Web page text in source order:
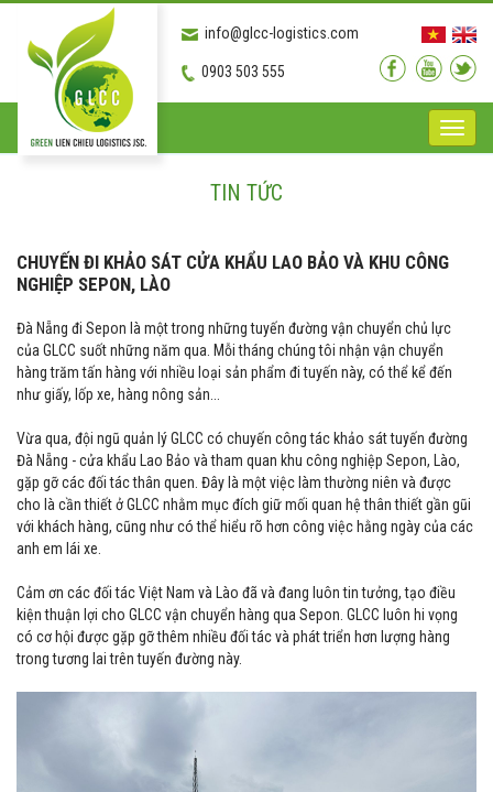
0903 503 555
info@glcc-logistics.com
Toggle
TIN TỨC
CHUYẾN ĐI KHẢO SÁT CỬA KHẨU LAO BẢO VÀ KHU CÔNG
NGHIỆP SEPON, LÀO
Đà Nẵng đi Sepon là một trong những tuyến đường vận chuyển chủ lực
của GLCC suốt những năm qua. Mỗi tháng chúng tôi nhận vận chuyển
hàng trăm tấn hàng với nhiều loại sản phẩm đi tuyến này, có thể kể đến
như giấy, lốp xe, hàng nông sản...
Vừa qua, đội ngũ quản lý GLCC có chuyến công tác khảo sát tuyến đường
Đà Nẵng - cửa khẩu Lao Bảo và tham quan khu công nghiệp Sepon, Lào,
gặp gỡ các đối tác thân quen. Đây là một việc làm thường niên và được
cho là cần thiết ở GLCC nhằm mục đích giữ mối quan hệ thân thiết gần gũi
với khách hàng, cũng như có thể hiểu rõ hơn công việc hằng ngày của các
anh em lái xe.
Cảm ơn các đối tác Việt Nam và Lào đã và đang luôn tin tưởng, tạo điều
kiện thuận lợi cho GLCC vận chuyển hàng qua Sepon. GLCC luôn hi vọng
có cơ hội được gặp gỡ thêm nhiều đối tác và phát triển hơn lượng hàng
trong tương lai trên tuyến đường này.